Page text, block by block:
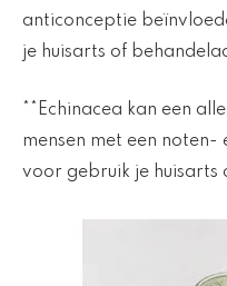
anticonceptie
je huisarts of
**Echinacea kan een
mensen met een
voor gebruik je huisarts